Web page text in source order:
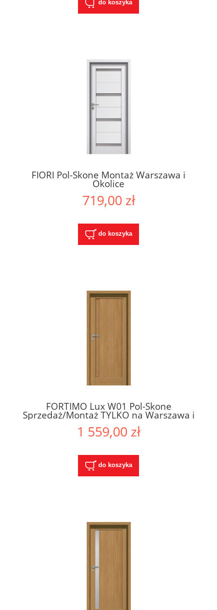
do koszyka
FIORI Pol-Skone Montaż Warszawa i
Okolice
719,00 zł
do koszyka
FORTIMO Lux W01 Pol-Skone
Sprzedaż/Montaż TYLKO na Warszawa i
1 559,00 zł
do koszyka